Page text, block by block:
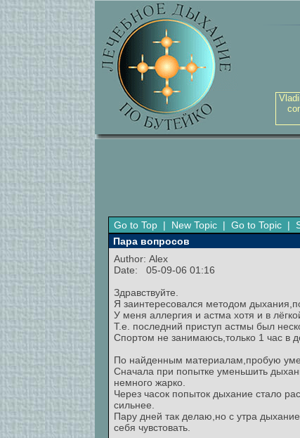
Go to Top | New Topic | Go to Topic |
Пара вопросов
Author: Alex
Date: 05-09-06 01:16
Здравствуйте.
Я заинтересовался методом
У меня аллергия и астма хотя и в
Т.е. последний приступ астмы был
Спортом не занимаюсь,только 1 час в
По найденным материалам,пробую
Сначала при попытке уменьшить
немного жарко.
Через часок попыток дыхание стало
сильнее.
Пару дней так делаю,но с утра
себя чувстовать.